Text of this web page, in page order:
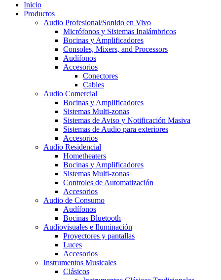
Inicio
Productos
Audio Profesional/Sonido en Vivo
Micrófonos y Sistemas Inalámbricos
Bocinas y Amplificadores
Consoles, Mixers, and Processors
Audífonos
Accesorios
Conectores
Cables
Audio Comercial
Bocinas y Amplificadores
Sistemas Multi-zonas
Sistemas de Aviso y Notificación Masiva
Sistemas de Audio para exteriores
Accesorios
Audio Residencial
Hometheaters
Bocinas y Amplificadores
Sistemas Multi-zonas
Controles de Automatización
Accesorios
Audio de Consumo
Audífonos
Bocinas Bluetooth
Audiovisuales e Iluminación
Proyectores y pantallas
Luces
Accesorios
Instrumentos Musicales
Clásicos